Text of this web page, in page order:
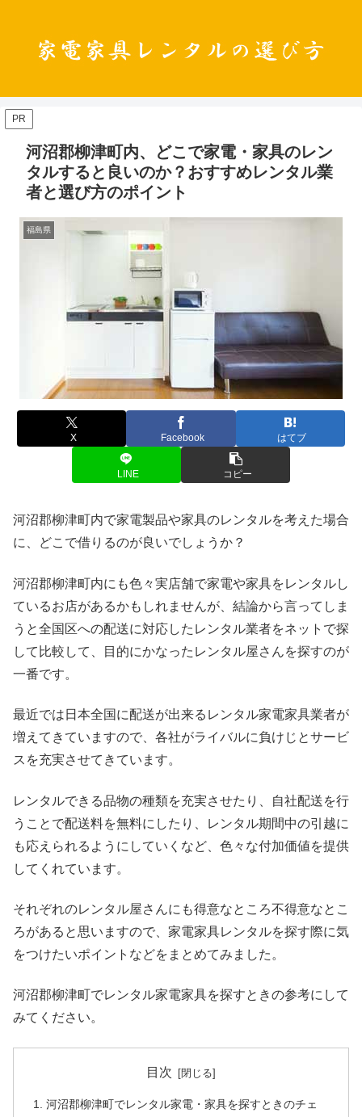
PR
河沼郡柳津町内、どこで家電・家具のレン
タルすると良いのか？おすすめレンタル業
者と選び方のポイント
福島県
X Facebook はてブ
LINE コピー
河沼郡柳津町内で家電製品や家具のレンタルを考えた場合
に、どこで借りるのが良いでしょうか？
河沼郡柳津町内にも色々実店舗で家電や家具をレンタルし
ているお店があるかもしれませんが、結論から言ってしま
うと全国区への配送に対応したレンタル業者をネットで探
して比較して、目的にかなったレンタル屋さんを探すのが
一番です。
最近では日本全国に配送が出来るレンタル家電家具業者が
増えてきていますので、各社がライバルに負けじとサービ
スを充実させてきています。
レンタルできる品物の種類を充実させたり、自社配送を行
うことで配送料を無料にしたり、レンタル期間中の引越に
も応えられるようにしていくなど、色々な付加価値を提供
してくれています。
それぞれのレンタル屋さんにも得意なところ不得意なとこ
ろがあると思いますので、家電家具レンタルを探す際に気
をつけたいポイントなどをまとめてみました。
河沼郡柳津町でレンタル家電家具を探すときの参考にして
みてください。
目次
河沼郡柳津町でレンタル家電・家具を探すときのチェ